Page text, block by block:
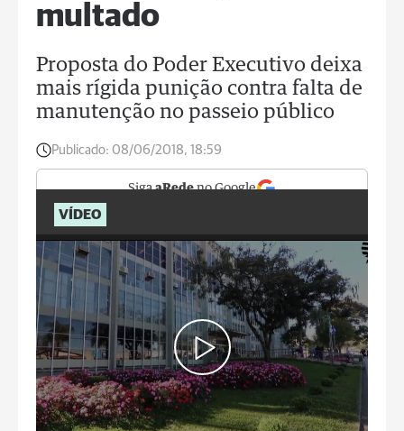
multado
Proposta do Poder Executivo deixa
mais rígida punição contra falta de
manutenção no passeio público
Publicado: 08/06/2018, 18:59
SigaaRedeno Google
VÍDEO